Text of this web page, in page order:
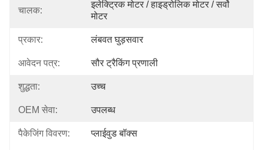
चालक:
इलेक्ट्रिक मोटर / हाइड्रोलिक मोटर / सर्वो
मोटर
प्रकार: लंबवत घुड़सवार
आवेदन पत्र: सौर ट्रैकिंग प्रणाली
शुद्धता: उच्च
OEM सेवा: उपलब्ध
पैकेजिंग विवरण: प्लाईवुड बॉक्स